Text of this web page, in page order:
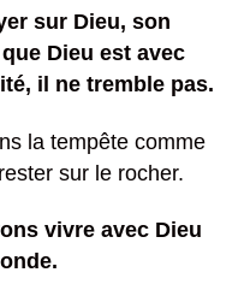
sur Dieu, son
Dieu est avec
il ne tremble pas.
la tempête comme
sur le rocher.
vivre avec Dieu